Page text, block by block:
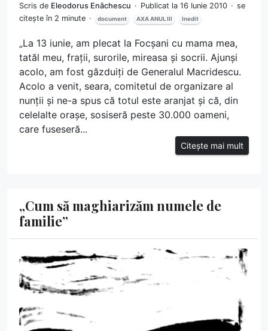
Scris de Eleodorus Enăchescu Publicat la 16 Iunie 2010
se
citește în 2 minute
document AXA ANUL III Inedit
„La 13 iunie, am plecat la Focșani cu mama mea,
tatăl meu, frații, surorile, mireasa și socrii. Ajunși
acolo, am fost găzduiți de Generalul Macridescu.
Acolo a venit, seara, comitetul de organizare al
nunții și ne-a spus că totul este aranjat și că, din
celelalte orașe, sosiseră peste 30.000 oameni,
care fuseseră...
Citește mai mult
„Cum să maghiarizăm numele de
familie”